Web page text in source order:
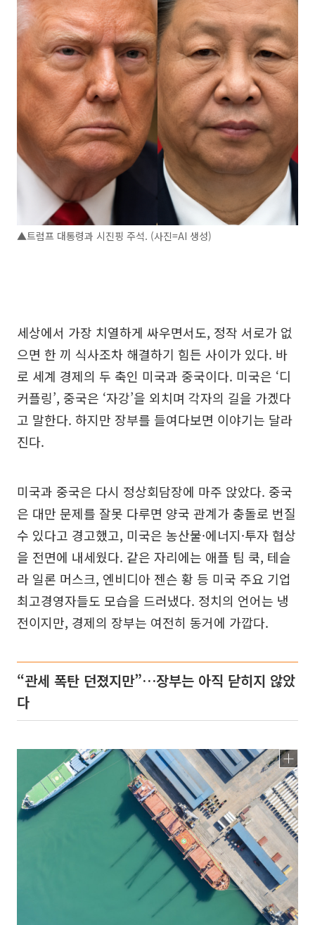
▲트럼프 대통령과 시진핑 주석. (사진=AI 생성)
세상에서 가장 치열하게 싸우면서도, 정작 서로가 없
으면 한 끼 식사조차 해결하기 힘든 사이가 있다. 바
로 세계 경제의 두 축인 미국과 중국이다. 미국은 ‘디
커플링’, 중국은 ‘자강’을 외치며 각자의 길을 가겠다
고 말한다. 하지만 장부를 들여다보면 이야기는 달라
진다.
미국과 중국은 다시 정상회담장에 마주 앉았다. 중국
은 대만 문제를 잘못 다루면 양국 관계가 충돌로 번질
수 있다고 경고했고, 미국은 농산물·에너지·투자 협상
을 전면에 내세웠다. 같은 자리에는 애플 팀 쿡, 테슬
라 일론 머스크, 엔비디아 젠슨 황 등 미국 주요 기업
최고경영자들도 모습을 드러냈다. 정치의 언어는 냉
전이지만, 경제의 장부는 여전히 동거에 가깝다.
“관세 폭탄 던졌지만”…장부는 아직 닫히지 않았
다